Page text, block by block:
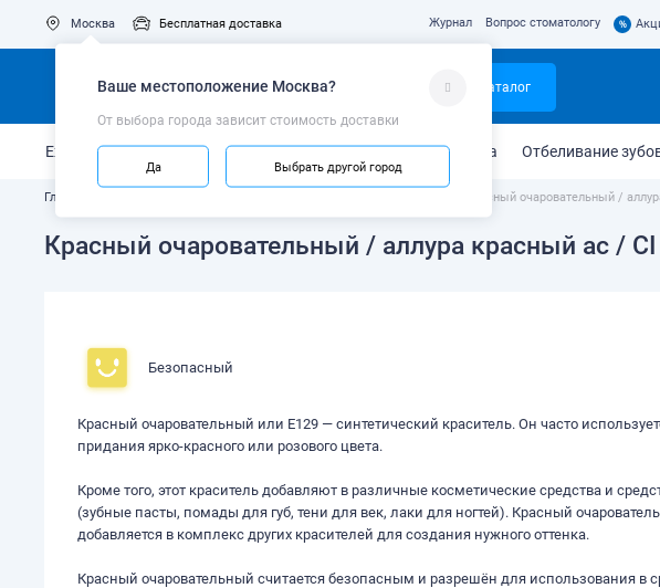
Москва
Ваше местоположение Москва?
От выбора города зависит стоимость доставки
Да Выбрать другой город
Бесплатная доставка Журнал Вопрос стоматологу %
Каталог
Ежедневный уход Укрепление эмали Защита от кариеса Отбеливание
Главная Красный очаровательный /
Красный очаровательный / аллура красный ас /
Безопасный
Красный очаровательный или Е129 — синтетический краситель. Он часто
придания ярко-красного или розового цвета.
Кроме того, этот краситель добавляют в различные косметические средства и
(зубные пасты, помады для губ, тени для век, лаки для ногтей). Красный
добавляется в комплекс других красителей для создания нужного оттенка.
Красный очаровательный считается безопасным и разрешён для использования в